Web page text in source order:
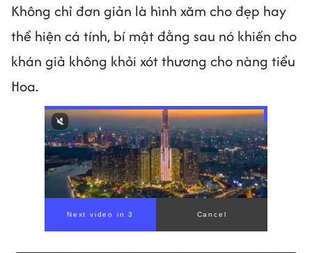
Không chỉ đơn giản là hình xăm cho đẹp hay
thể hiện cá tính, bí mật đằng sau nó khiến cho
khán giả không khỏi xót thương cho nàng tiểu
Hoa.